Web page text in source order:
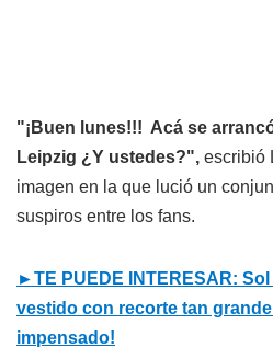
"¡Buen lunes!!! ‍ Acá se
Leipzig ¿Y ustedes?", escribió
imagen en la que lució un
suspiros entre los fans.
►TE PUEDE INTERESAR:
vestido con recorte tan
impensado!